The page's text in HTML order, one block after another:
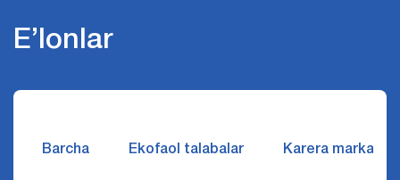
E’lonlar
Barcha Ekofaol talabalar Karera markazi